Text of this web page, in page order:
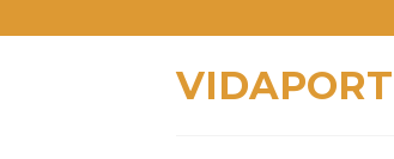
to
VIDAPORT